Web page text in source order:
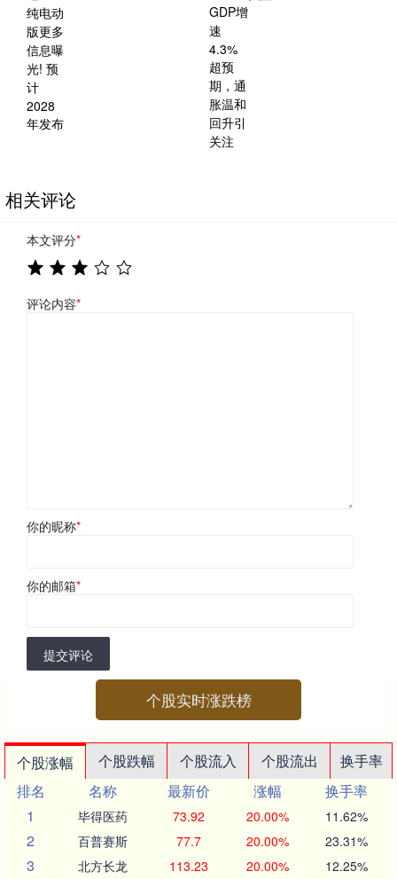
相关评论
本文评分*
评论内容*
你的昵称*
你的邮箱*
提交评论
个股实时涨跌榜
个股涨幅 个股跌幅 个股流入 个股流出
换手率
排名
名称 最新价 涨幅
换手率
1
毕得医药 73.92 20.00% 11.62%
2 百普赛斯 77.7 20.00% 23.31%
3 北方长龙 113.23 20.00% 12.25%